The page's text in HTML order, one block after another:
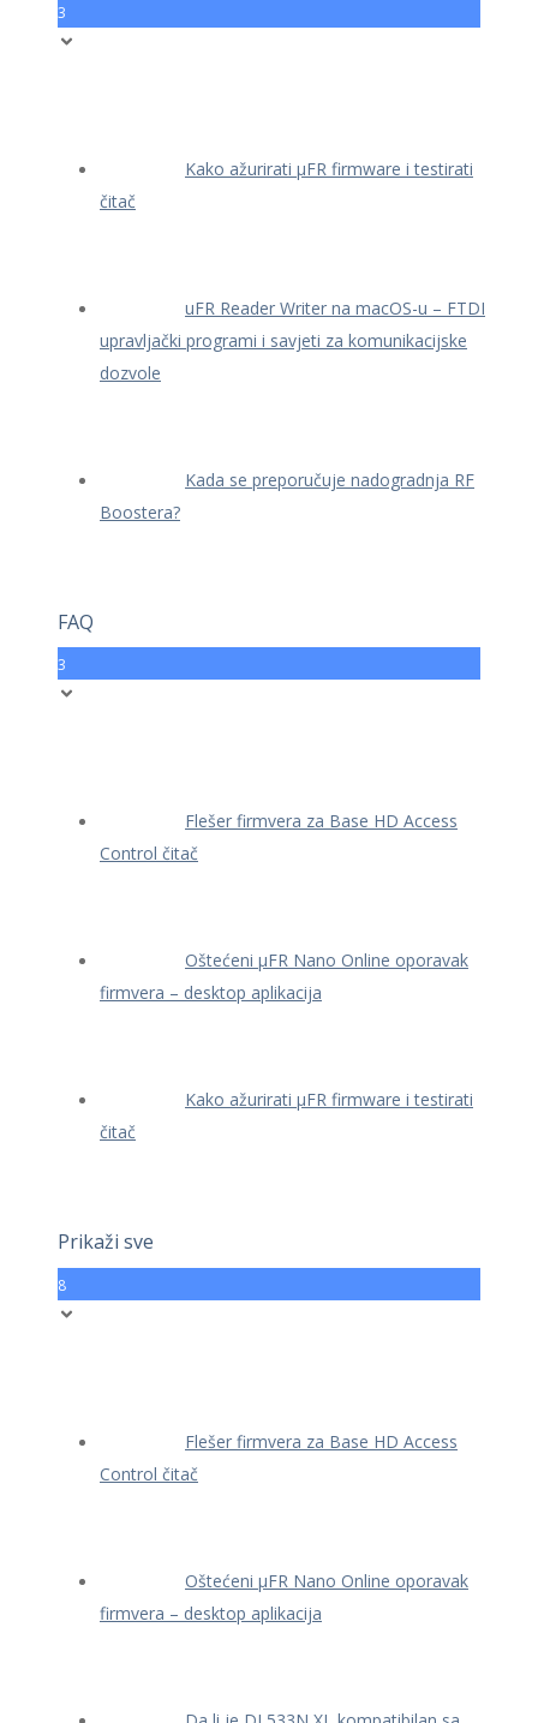
3
Kako ažurirati μFR firmware i testirati
čitač
uFR Reader Writer na macOS-u – FTDI
upravljački programi i savjeti za komunikacijske
dozvole
Kada se preporučuje nadogradnja RF
Boostera?
FAQ
3
Flešer firmvera za Base HD Access
Control čitač
Oštećeni μFR Nano Online oporavak
firmvera – desktop aplikacija
Kako ažurirati μFR firmware i testirati
čitač
Prikaži sve
8
Flešer firmvera za Base HD Access
Control čitač
Oštećeni μFR Nano Online oporavak
firmvera – desktop aplikacija